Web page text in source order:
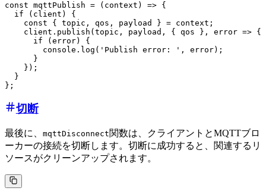
const mqttPublish = (context) => {
if (client) {
const { topic, qos, payload } = context;
client.publish(topic, payload, { qos }, error => {
if (error) {
console.log('Publish error: ', error);
}
});
  }
切断
最後に、 mqttDisconnect関数は、クライアントとMQTTブロ
ーカーの接続を切断します。切断に成功すると、関連するリ
ソースがクリーンアップされます。